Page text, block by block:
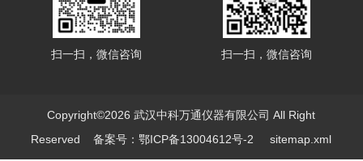
扫一扫，微信咨询 扫一扫，微信咨询
Copyright©2026 武汉中科万通仪器有限公司 All Right
Reserved备案号：鄂ICP备13004612号-2 sitemap.xml